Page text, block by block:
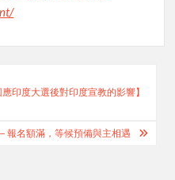
印度大選後對印度宣教的影響】
報名額滿，等候預備與主相遇